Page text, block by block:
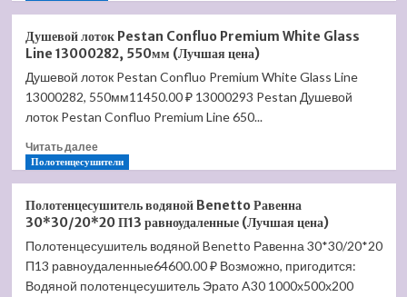
лоток
Pestan
Confluo
Premium
Gold
Glass
Line
13100090,
(Лучшая
Душевой лоток Pestan Confluo Premium White Glass
Line 13000282, 550мм (Лучшая цена)
Душевой лоток Pestan Confluo Premium White Glass Line
13000282, 550мм11450.00 ₽ 13000293 Pestan Душевой
лоток Pestan Confluo Premium Line 650...
Читать далееПрочитать
больше
лоток
Pestan
Confluo
Premium
White
Полотенцесушители
Полотенцесушитель водяной Benetto Равенна
30*30/20*20 П13 равноудаленные (Лучшая цена)
Полотенцесушитель водяной Benetto Равенна 30*30/20*20
П13 равноудаленные64600.00 ₽ Возможно, пригодится:
Водяной полотенцесушитель Эрато A30 1000х500х200